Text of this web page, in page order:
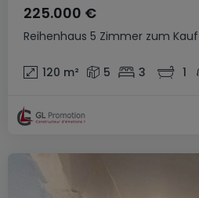
Reihenhaus 5 Zimmer zum Kauf
225.000 €
120 m² 5 3 1